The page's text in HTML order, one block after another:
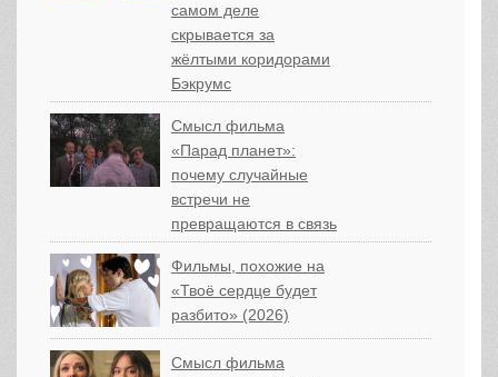
самом деле
скрывается за
жёлтыми коридорами
Бэкрумс
Смысл фильма
«Парад планет»:
почему случайные
встречи не
превращаются в связь
Фильмы, похожие на
«Твоё сердце будет
разбито» (2026)
Смысл фильма